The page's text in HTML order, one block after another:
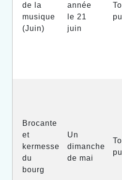
de la
musique
(Juin)
année
le 21
juin
Brocante
et
kermesse
du
bourg
Un
dimanche
de mai